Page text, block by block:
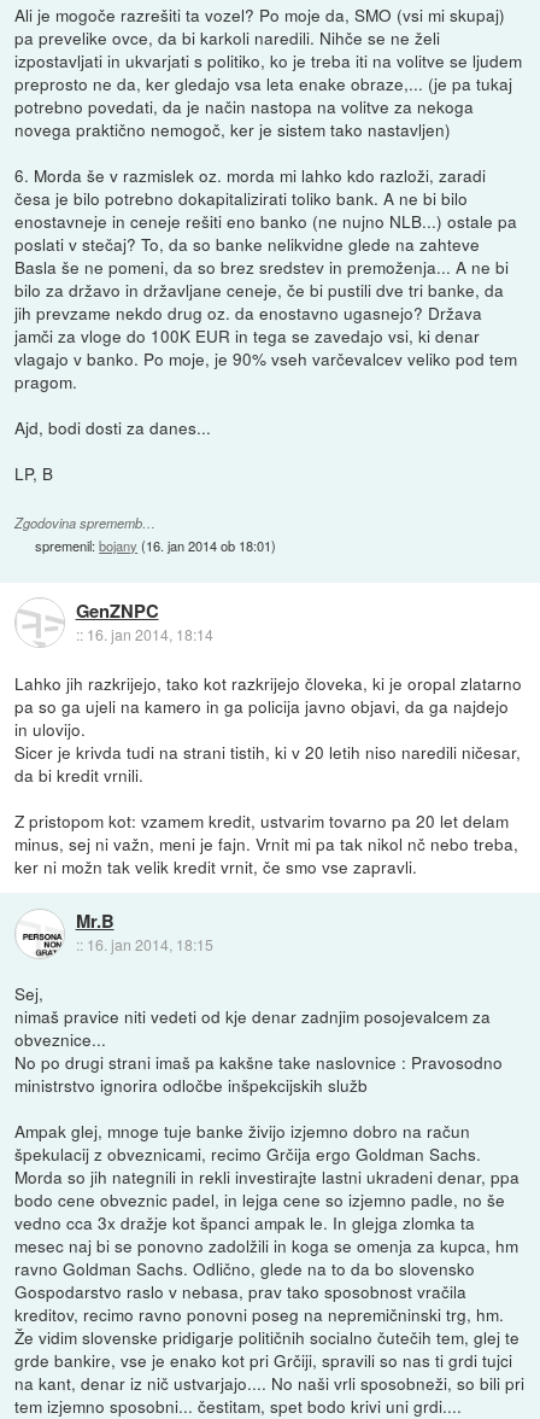
Ali je mogoče razrešiti ta vozel? Po moje da, SMO (vsi mi skupaj)
pa prevelike ovce, da bi karkoli naredili. Nihče se ne želi
izpostavljati in ukvarjati s politiko, ko je treba iti na volitve se ljudem
preprosto ne da, ker gledajo vsa leta enake obraze,... (je pa tukaj
potrebno povedati, da je način nastopa na volitve za nekoga
novega praktično nemogoč, ker je sistem tako nastavljen)
6. Morda še v razmislek oz. morda mi lahko kdo razloži, zaradi
česa je bilo potrebno dokapitalizirati toliko bank. A ne bi bilo
enostavneje in ceneje rešiti eno banko (ne nujno NLB...) ostale pa
poslati v stečaj? To, da so banke nelikvidne glede na zahteve
Basla še ne pomeni, da so brez sredstev in premoženja... A ne bi
bilo za državo in državljane ceneje, če bi pustili dve tri banke, da
jih prevzame nekdo drug oz. da enostavno ugasnejo? Država
jamči za vloge do 100K EUR in tega se zavedajo vsi, ki denar
vlagajo v banko. Po moje, je 90% vseh varčevalcev veliko pod tem
pragom.
Ajd, bodi dosti za danes...
LP, B
Zgodovina sprememb…
spremenil:bojany (16. jan 2014 ob 18:01)
GenZNPC
:: 16. jan 2014, 18:14
Lahko jih razkrijejo, tako kot razkrijejo človeka, ki je oropal zlatarno
pa so ga ujeli na kamero in ga policija javno objavi, da ga najdejo
in ulovijo.
Sicer je krivda tudi na strani tistih, ki v 20 letih niso naredili ničesar,
da bi kredit vrnili.
Z pristopom kot: vzamem kredit, ustvarim tovarno pa 20 let delam
minus, sej ni važn, meni je fajn. Vrnit mi pa tak nikol nč nebo treba,
ker ni možn tak velik kredit vrnit, če smo vse zapravli.
Mr.B
:: 16. jan 2014, 18:15
Sej,
nimaš pravice niti vedeti od kje denar zadnjim posojevalcem za
obveznice...
No po drugi strani imaš pa kakšne take naslovnice : Pravosodno
ministrstvo ignorira odločbe inšpekcijskih služb
Ampak glej, mnoge tuje banke živijo izjemno dobro na račun
špekulacij z obveznicami, recimo Grčija ergo Goldman Sachs.
Morda so jih nategnili in rekli investirajte lastni ukradeni denar, ppa
bodo cene obveznic padel, in lejga cene so izjemno padle, no še
vedno cca 3x dražje kot španci ampak le. In glejga zlomka ta
mesec naj bi se ponovno zadolžili in koga se omenja za kupca, hm
ravno Goldman Sachs. Odlično, glede na to da bo slovensko
Gospodarstvo raslo v nebasa, prav tako sposobnost vračila
kreditov, recimo ravno ponovni poseg na nepremičninski trg, hm.
Že vidim slovenske pridigarje političnih socialno čutečih tem, glej te
grde bankire, vse je enako kot pri Grčiji, spravili so nas ti grdi tujci
na kant, denar iz nič ustvarjajo.... No naši vrli sposobneži, so bili pri
tem izjemno sposobni... čestitam, spet bodo krivi uni grdi....